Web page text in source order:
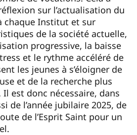
sur l’actualisation du
chaque Institut et sur
de la société actuelle,
progressive, la baisse
et le rythme accéléré de
les jeunes à s’éloigner de
et de la recherche plus
est donc nécessaire, dans
de l’année jubilaire 2025, de
de l’Esprit Saint pour un